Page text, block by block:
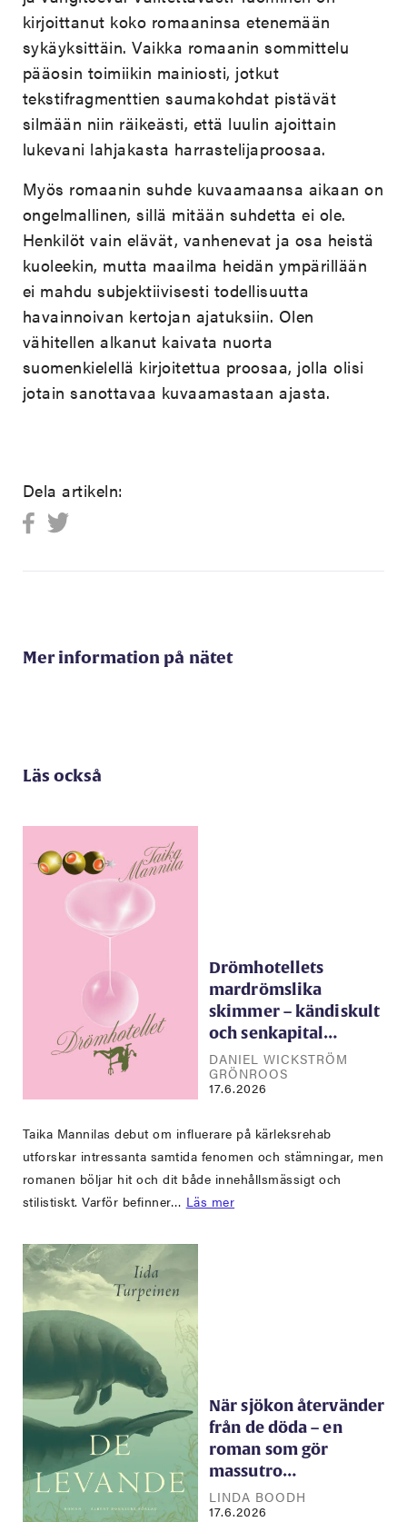
kirjoittanut koko romaaninsa etenemään
sykäyksittäin. Vaikka romaanin sommittelu
pääosin toimiikin mainiosti, jotkut
tekstifragmenttien saumakohdat pistävät
silmään niin räikeästi, että luulin ajoittain
lukevani lahjakasta harrastelijaproosaa.
Myös romaanin suhde kuvaamaansa aikaan on
ongelmallinen, sillä mitään suhdetta ei ole.
Henkilöt vain elävät, vanhenevat ja osa heistä
kuoleekin, mutta maailma heidän ympärillään
ei mahdu subjektiivisesti todellisuutta
havainnoivan kertojan ajatuksiin. Olen
vähitellen alkanut kaivata nuorta
suomenkielellä kirjoitettua proosaa, jolla olisi
jotain sanottavaa kuvaamastaan ajasta.
Dela artikeln:
Mer information på nätet
Läs också
Drömhotellets
mardrömslika
skimmer – kändiskult
och senkapital…
DANIEL WICKSTRÖM
GRÖNROOS
17.6.2026
Taika Mannilas debut om influerare på kärleksrehab
utforskar intressanta samtida fenomen och stämningar, men
romanen böljar hit och dit både innehållsmässigt och
stilistiskt. Varför befinner… Läs mer
När sjökon återvänder
från de döda – en
roman som gör
massutro…
LINDA BOODH
17.6.2026